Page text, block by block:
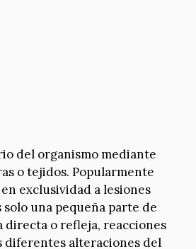
del organismo mediante
o tejidos. Popularmente
exclusividad a lesiones
una pequeña parte de
directa o refleja, reacciones
diferentes alteraciones del